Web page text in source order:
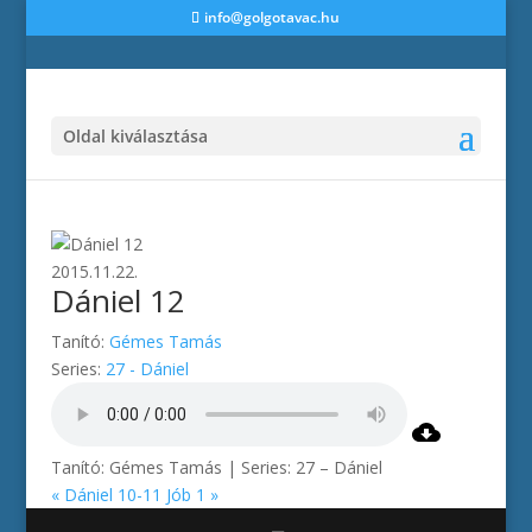
info@golgotavac.hu
Oldal kiválasztása
2015.11.22.
Dániel 12
Tanító: Gémes Tamás
Series: 27 - Dániel
Tanító: Gémes Tamás | Series: 27 – Dániel
« Dániel 10-11 Jób 1 »